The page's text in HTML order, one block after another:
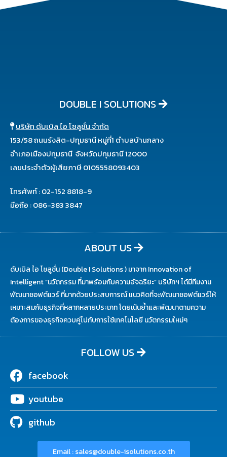
DOUBLE I SOLUTIONS
บริษัท ดับเบิล ไอ โซลูชั่น จำกัด
153/58 ถนนรังสิต-ปทุมธานี หมู่ที่1 ตำบลบ้านกลาง
อำเภอเมืองปทุมธานี จังหวัดปทุมธานี 12000
เลขประจำตัวผู้เสียภาษี 0105558093403
โทรศัพท์ : 02-152 8818-9
มือถือ : 086-383 3847
ABOUT US
ดับเบิล ไอ โซลูชั่น (Double I Solutions ) มาจาก Innovation of
Intelligent “นวัตกรรม ที่มาพร้อมกับความอัจฉริยะ” บริษัทฯ ได้มีทีมงาน
พัฒนาซอฟต์แวร์ ที่มากด้วยประสบการณ์ แนวคิดที่จะพัฒนาซอฟต์แวร์ให้
เหมาะสมกับธุรกิจที่หลากหลายประเภท โดยเน้นย้ำและพัฒนาตามความ
ต้องการของธุรกิจควบคู่ไปกับการใช้เทคโนโลยี นวัตกรรมใหม่ๆ
FOLLOW US
facebook
youtube
github
Email : sales@double-isolutions.co.th